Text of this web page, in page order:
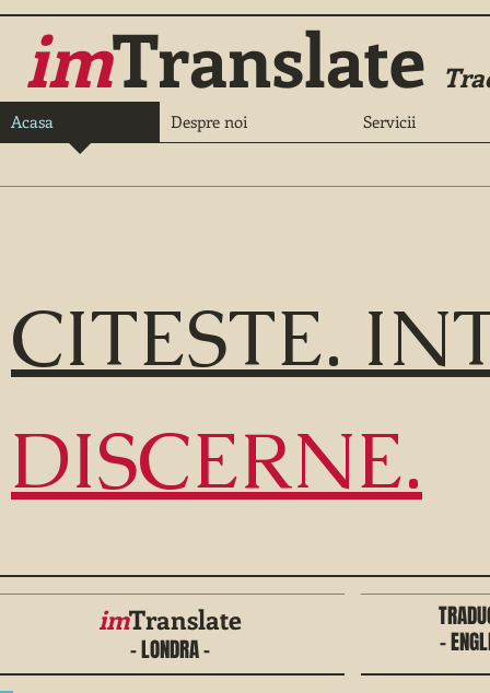
imTranslate
Acasa Despre noi Servicii
CITESTE. I
DISCERNE.
imTranslate
- LONDRA -
-